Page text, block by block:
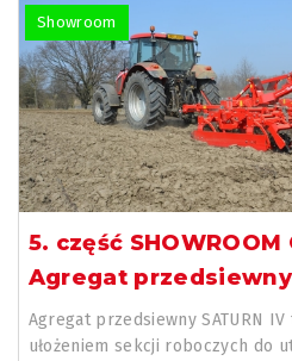
Showroom
5. część SHOWROOM
Agregat przedsiewny
Agregat przedsiewny SATURN
ułożeniem sekcji roboczych do